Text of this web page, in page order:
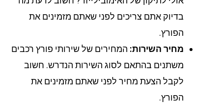
בדיוק אתם צריכים לפני שאתם מזמינים את
הפורץ.
מחיר השירות:המחירים של שירותי פורץ רכבים
משתנים בהתאם לסוג השירות הנדרש. חשוב
לקבל הצעת מחיר לפני שאתם מזמינים את
הפורץ.